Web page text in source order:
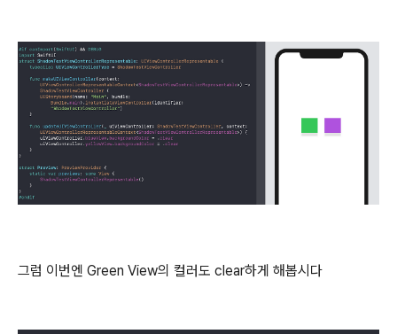
그럼 이번엔 Green View의 컬러도 clear하게 해봅시다